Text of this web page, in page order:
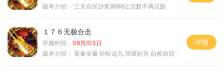
版本介绍： 三天合区沙奖8888让沉默不再沉默
１７６无极合击
开服时间： 09月/03日
版本介绍： 装备全爆.轻松运九.等级好升.自捡自回
详情